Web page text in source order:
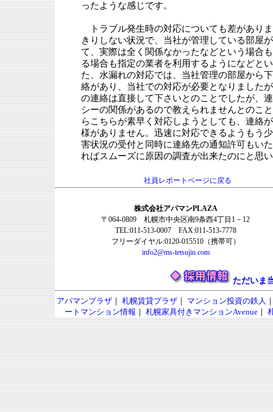
ったような感じです。
トラブル発生時の対応についても差があり
きりしない状況で、当社が管理している部屋
て、実際は全く関係なかったなどという場合
る場合も指定の業者を利用するようになどと
た、水漏れの対応では、当社管理の部屋から
絡があり、当社での対応が必要となりました
の連絡は直接して下さいとのことでしたが、
シーの関係があるので教えられませんとのこ
らこちらが素早く対応しようとしても、連絡
様がありません。迅速に対応できるようもう
害状況の受付と同時に連絡先の通知許可もい
ればスムーズに原因の調査が出来たのにと思
社員レポートページに戻る
株式会社アパマンPLAZA
〒064-0809 札幌市中央区南9条西4丁目1－12
TEL:011-513-0007 FAX:011-513-7778
フリーダイヤル:0120-015510（携帯可）
info2@ms-tetsujin.com
ただいま
アパマンプラザ｜ 札幌賃貸プラザ｜ マンション投資の鉄人
ートマンション情報 ｜ 札幌家具付きマンションAvenue ｜